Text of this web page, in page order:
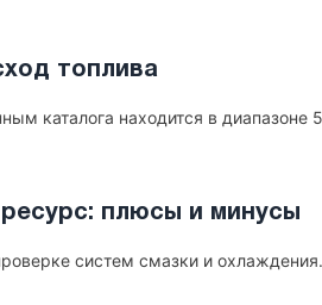
топлива
каталога находится в диапазоне
плюсы и минусы
систем смазки и охлаждения.